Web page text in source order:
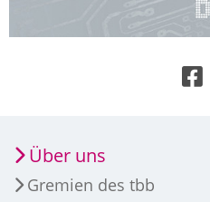
Über uns
Gremien des tbb